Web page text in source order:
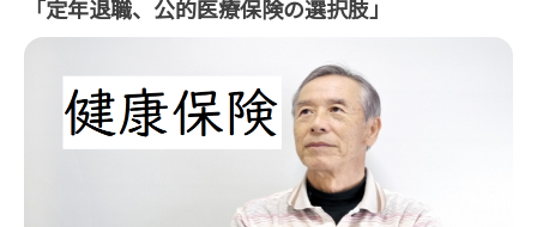
「定年退職、公的医療保険の選択肢」